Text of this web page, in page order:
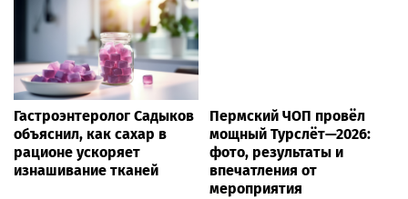
Гастроэнтеролог Садыков
объяснил, как сахар в
рационе ускоряет
изнашивание тканей
Пермский ЧОП провёл
мощный Турслёт—2026:
фото, результаты и
впечатления от
мероприятия